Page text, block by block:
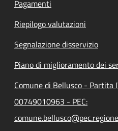
Pagamenti
Riepilogo valutazioni
Segnalazione disservizio
Piano di miglioramento dei
Comune di Bellusco - Partita
00749010963 - PEC: